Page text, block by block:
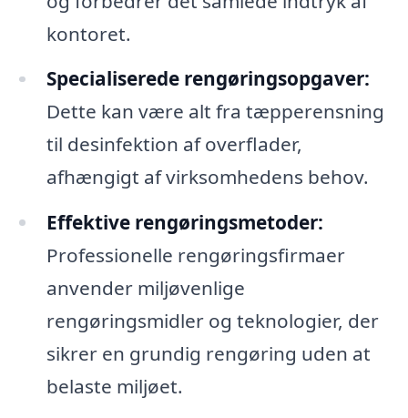
kontoret.
Specialiserede rengøringsopgaver:
Dette kan være alt fra tæpperensning
til desinfektion af overflader,
afhængigt af virksomhedens behov.
Effektive rengøringsmetoder:
Professionelle rengøringsfirmaer
anvender miljøvenlige
rengøringsmidler og teknologier, der
sikrer en grundig rengøring uden at
belaste miljøet.